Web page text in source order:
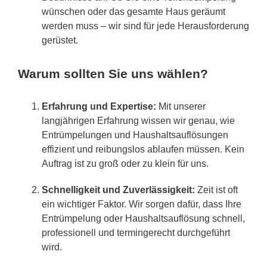
wünschen oder das gesamte Haus geräumt
werden muss – wir sind für jede Herausforderung
gerüstet.
Warum sollten Sie uns wählen?
Erfahrung und Expertise: Mit unserer
langjährigen Erfahrung wissen wir genau, wie
Entrümpelungen und Haushaltsauflösungen
effizient und reibungslos ablaufen müssen. Kein
Auftrag ist zu groß oder zu klein für uns.
Schnelligkeit und Zuverlässigkeit: Zeit ist oft
ein wichtiger Faktor. Wir sorgen dafür, dass Ihre
Entrümpelung oder Haushaltsauflösung schnell,
professionell und termingerecht durchgeführt
wird.